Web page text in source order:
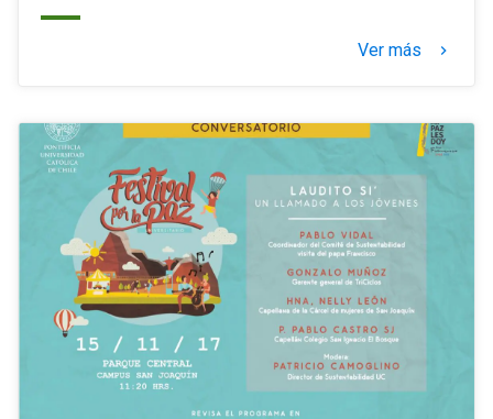
Ver más keyboard_arrow_right